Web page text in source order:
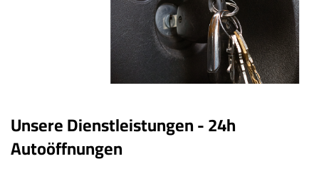
Unsere Dienstleistungen - 24h
Autoöffnungen